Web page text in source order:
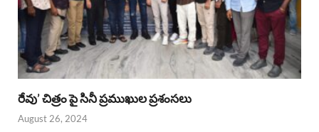
రేవు’ చిత్రం పై సినీ ప్రముఖుల ప్రశంసలు
August 26, 2024